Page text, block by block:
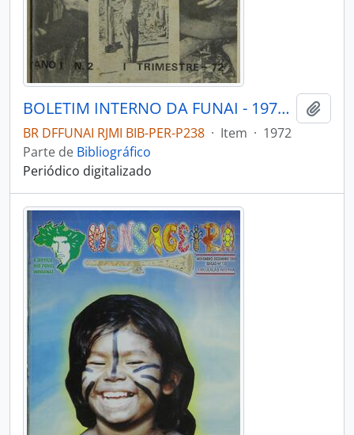
BOLETIM INTERNO DA FUNAI - 1972 - Nº02
BR DFFUNAI RJMI BIB-PER-P238 · Item · 1972
Parte de Bibliográfico
Periódico digitalizado